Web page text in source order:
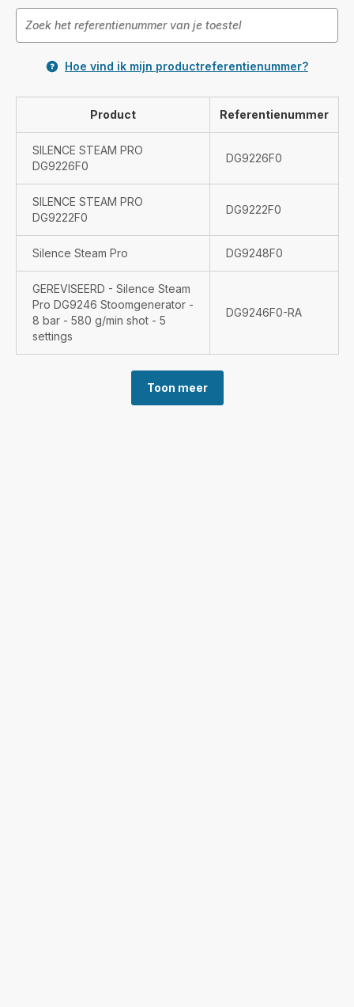
Hoe vind ik mijn productreferentienummer?
Product Referentienummer
SILENCE STEAM PRO
DG9226F0
DG9226F0
SILENCE STEAM PRO
DG9222F0
DG9222F0
Silence Steam Pro DG9248F0
GEREVISEERD - Silence Steam
Pro DG9246 Stoomgenerator -
8 bar - 580 g/min shot - 5
settings
DG9246F0-RA
Toon meer